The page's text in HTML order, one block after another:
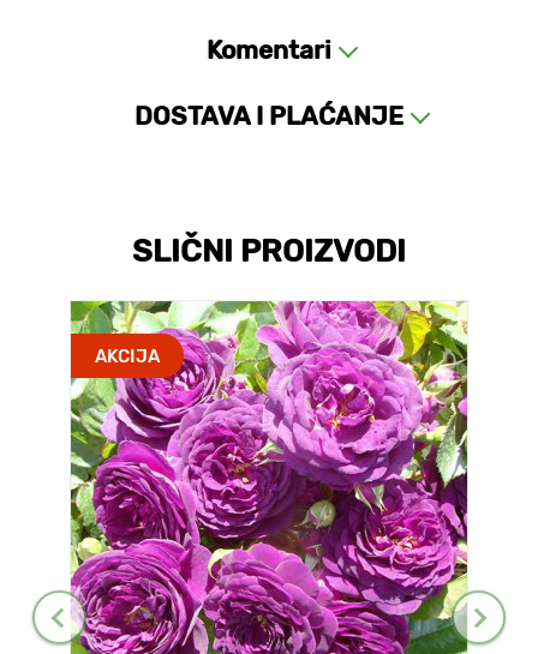
Komentari
DOSTAVA I PLAĆANJE
SLIČNI PROIZVODI
AKCIJA